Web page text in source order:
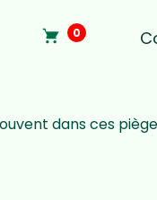
0
dans ces